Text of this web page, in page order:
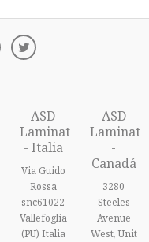
ASD
Laminat
- Italia
Via Guido
Rossa
snc61022
Vallefoglia
(PU) Italia
ASD
Laminat
-
Canadá
3280
Steeles
Avenue
West, Unit